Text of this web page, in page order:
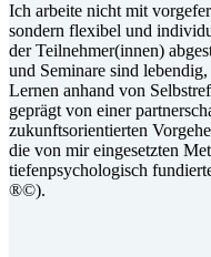
Ich arbeite nicht mit
sondern flexibel und
der Teilnehmer(innen)
und Seminare sind
Lernen anhand von
geprägt von einer
zukunftsorientierten
die von mir eingesetzten
tiefenpsychologisch
®©).